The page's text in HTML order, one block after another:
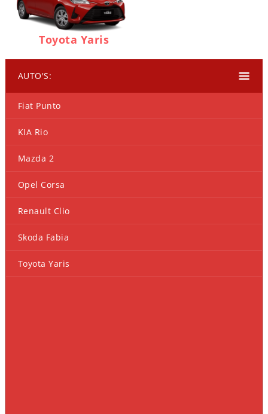
Toyota Yaris
AUTO'S:
Fiat Punto
KIA Rio
Mazda 2
Opel Corsa
Renault Clio
Skoda Fabia
Toyota Yaris